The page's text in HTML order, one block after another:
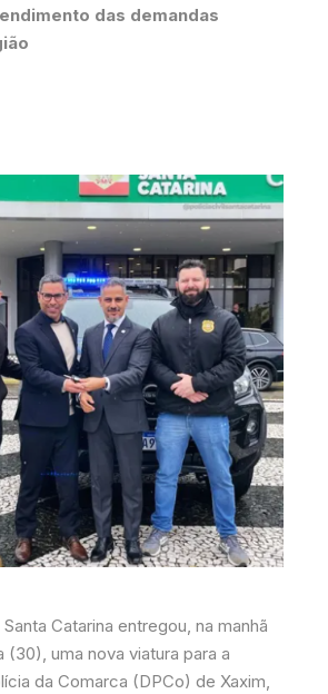
das demandas
Catarina entregou, na manhã
uma nova viatura para a
da Comarca (DPCo) de Xaxim,